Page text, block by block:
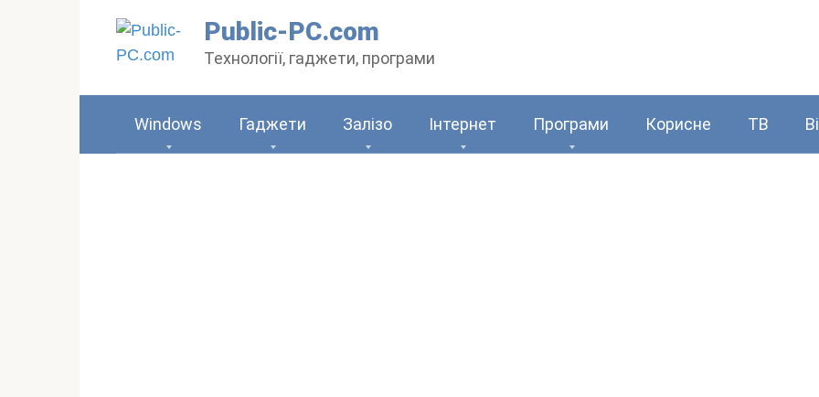
Public-PC.com
Технології, гаджети, програми
Windows Гаджети Залізо Інтернет Програми Корисне ТВ